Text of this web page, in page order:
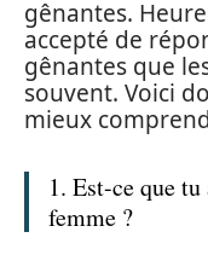
gênantes.
accepté de
gênantes que
souvent. Voici
mieux
1. Est-ce que
femme ?